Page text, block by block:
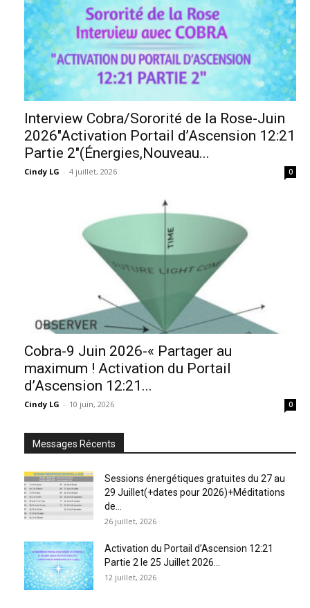
Interview Cobra/Sororité de la Rose-Juin
2026″Activation Portail d’Ascension 12:21
Partie 2″(Énergies,Nouveau...
Cindy LG - 4 juillet, 2026 0
Cobra-9 Juin 2026-« Partager au
maximum ! Activation du Portail
d’Ascension 12:21...
Cindy LG - 10 juin, 2026 0
Messages Récents
Sessions énergétiques gratuites du 27 au
29 Juillet(+dates pour 2026)+Méditations
de...
26 juillet, 2026
Activation du Portail d’Ascension 12:21
Partie 2 le 25 Juillet 2026...
12 juillet, 2026